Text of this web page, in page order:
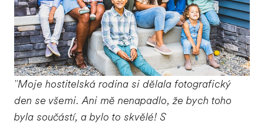
"Moje hostitelská rodina si dělala fotografický
den se všemi. Ani mě nenapadlo, že bych toho
byla součástí, a bylo to skvělé! S